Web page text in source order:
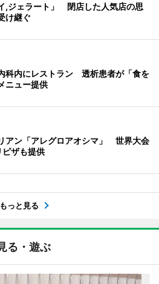
,ジェラート」 閉店した人気店の思
け継ぐ
科内にレストラン 透析患者が「食を
ニュー提供
アン「アレグロアオシマ」 世界大会
ザも提供
もっと見る
る・遊ぶ